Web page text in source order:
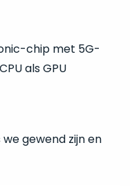
chip met 5G-
als GPU
gewend zijn en